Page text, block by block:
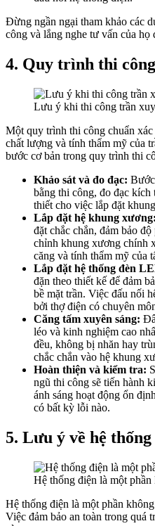
Đừng ngần ngại tham khảo các
công và lắng nghe tư vấn của
4. Quy trình thi
Lưu ý khi thi công trần
Một quy trình thi công chuẩn
chất lượng và tính thẩm mỹ của
bước cơ bản trong quy trình thi
Khảo sát và đo đạc:
bằng thi công, đo đạc
thiết cho việc lắp đặt
Lắp đặt hệ khung xương:
đặt chắc chắn, đảm bảo
chỉnh khung xương chính
căng và tính thẩm mỹ của
Lắp đặt hệ thống đèn
đặn theo thiết kế để đảm
bề mặt trần. Việc đấu nối
bởi thợ điện có chuyên
Căng tấm xuyên sáng:
léo và kinh nghiệm cao
đều, không bị nhăn hay
chắc chắn vào hệ khung
Hoàn thiện và kiểm tra:
ngũ thi công sẽ tiến hành
ánh sáng hoạt động ổn
có bất kỳ lỗi nào.
5. Lưu ý về hệ
Hệ thống điện là một
Hệ thống điện là một phần
Việc đảm bảo an toàn trong quá